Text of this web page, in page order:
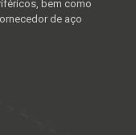
bem como
de aço